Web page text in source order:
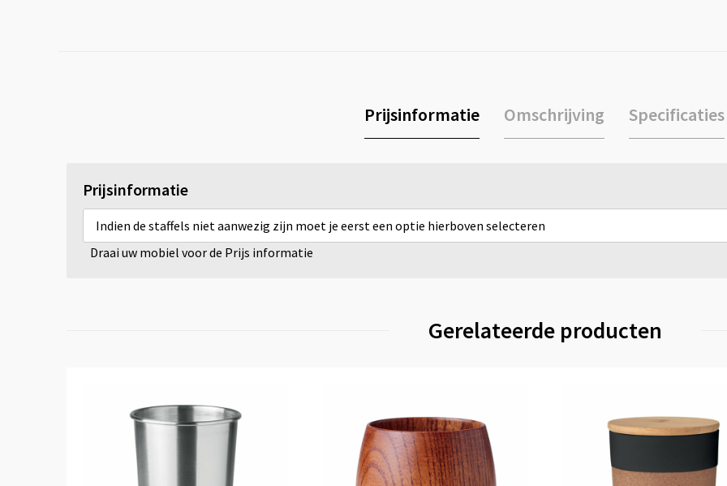
Prijsinformatie Omschrijving Specificaties
Prijsinformatie
Indien de staffels niet aanwezig zijn moet je eerst een optie hierboven selecteren
Draai uw mobiel voor de Prijs informatie
Gerelateerde producten